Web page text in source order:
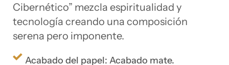
Cibernético” mezcla espiritualidad y
tecnología creando una composición
serena pero imponente.
Acabado del papel: Acabado mate.